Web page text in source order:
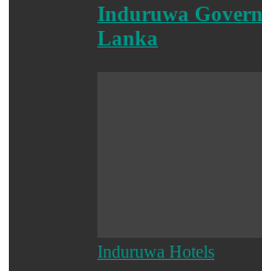
Induruwa
Lanka
Induruwa Hotels